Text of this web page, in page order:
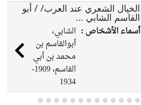
الخيال الشعري عند العرب/ / أبو
القاسم الشابي ...
أسماء الأشخاص : الشابي،
أبوالقاسم بن
محمد بن أبي
القاسم، 1909-
1934
الناشر :
تونس : مطبعة